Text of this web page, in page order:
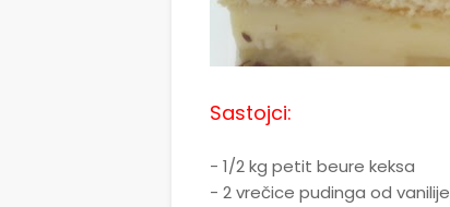
Sastojci:
- 1/2 kg petit beure keksa
- 2 vrečice pudinga od vanilije